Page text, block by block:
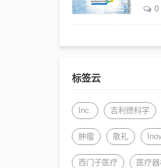
0
标签云
Inc. 吉利德科学
肿瘤 歌礼
西门子医疗 医疗